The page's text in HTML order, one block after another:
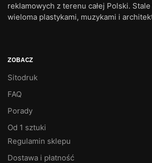
reklamowych z terenu całej Polski.
wieloma plastykami, muzykami i
ZOBACZ
Sitodruk
FAQ
Porady
Od 1 sztuki
Regulamin sklepu
Dostawa i płatność